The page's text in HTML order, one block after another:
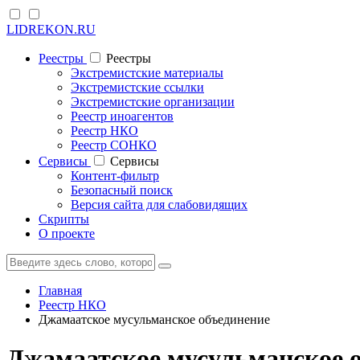
LIDREKON.RU
Реестры
Реестры
Экстремистские материалы
Экстремистские ссылки
Экстремистские организации
Реестр иноагентов
Реестр НКО
Реестр СОНКО
Cервисы
Cервисы
Контент-фильтр
Безопасный поиск
Версия сайта для слабовидящих
Скрипты
О проекте
Главная
Реестр НКО
Джамаатское мусульманское объединение